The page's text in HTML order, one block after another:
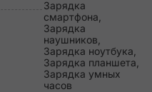
Зарядка
смартфона,
Зарядка
наушников,
Зарядка ноутбука,
Зарядка планшета,
Зарядка умных
часов